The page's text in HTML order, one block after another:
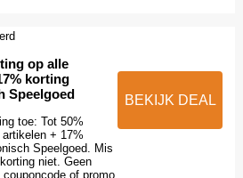
op alle
korting
Speelgoed
toe: Tot 50%
+ 17%
Speelgoed. Mis
niet. Geen
of promo
BEKIJK DEAL